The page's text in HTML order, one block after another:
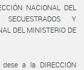
NACIONAL DEL
Y
DEL MINISTERIO DE
dese a la DIRECCIÓN